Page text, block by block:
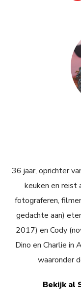
36 jaar, oprichter
keuken en reist
fotograferen,
gedachte aan)
2017) en Cody
Dino en Charlie in
waaronder
Bekijk al